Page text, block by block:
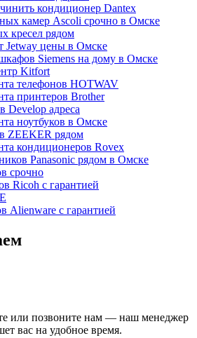
кондиционер Dantex
камер Ascoli срочно в Омске
кресел рядом
Jetway цены в Омске
Siemens на дому в Омске
Kitfort
телефонов HOTWAV
принтеров Brother
Develop адреса
ноутбуков в Омске
ZEEKER рядом
кондиционеров Rovex
Panasonic рядом в Омске
срочно
Ricoh с гарантией
Alienware с гарантией
или позвоните нам — наш менеджер
вас на удобное время.